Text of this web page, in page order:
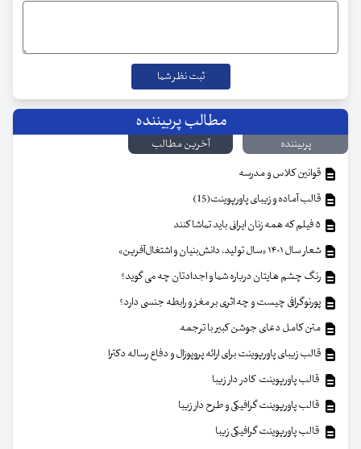
مطالب پربیننده
پربیننده
آخرین مطالب
قوانین کلاس و مدرسه
قالب آماده و زیبای پاورپوینت(15)
شعار سال ۱۴۰۱ «سال تولید، دانش‌بنیان و اشتغال‌آفرین»
رنگ چشم هایتان درباره شما و اجدادتان چه می گوید؟
پورنوگرافی چیست و چه اثری بر مغز و رابطه جنسی دارد؟
متن کامل دعای جوشن کبیر با ترجمه
قالب زیبای پاورپوینت برای ارائه پروپوزال و دفاع رساله دکترا
قالب پاورپوینت کادر دار زیبا
قالب پاورپوینت گرافیکی و طرح دار زیبا
قالب پاورپوینت گرافیکی زیبا